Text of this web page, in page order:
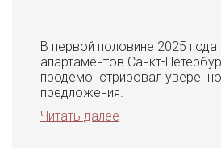
В первой половине 2025 года
апартаментов Санкт-
продемонстрировал
предложения.
Читать далее